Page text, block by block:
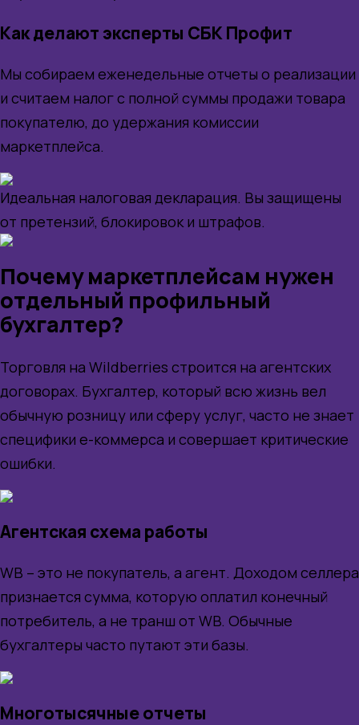
Как делают эксперты СБК Профит
Мы собираем еженедельные отчеты о реализации
и считаем налог с полной суммы продажи товара
покупателю, до удержания комиссии
маркетплейса.
Идеальная налоговая декларация. Вы защищены
от претензий, блокировок и штрафов.
Почему маркетплейсам нужен
отдельный профильный
бухгалтер?
Торговля на Wildberries строится на агентских
договорах. Бухгалтер, который всю жизнь вел
обычную розницу или сферу услуг, часто не знает
специфики е-коммерса и совершает критические
ошибки.
Агентская схема работы
WB – это не покупатель, а агент. Доходом селлера
признается сумма, которую оплатил конечный
потребитель, а не транш от WB. Обычные
бухгалтеры часто путают эти базы.
Многотысячные отчеты